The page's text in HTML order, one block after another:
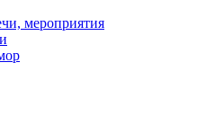
мероприятия